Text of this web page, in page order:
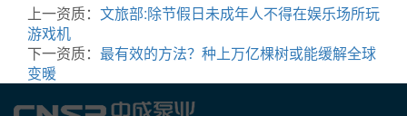
上一资质： 文旅部:除节假日未成年人不得在娱乐场所玩
游戏机
下一资质： 最有效的方法？种上万亿棵树或能缓解全球
变暖